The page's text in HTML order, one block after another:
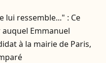
lui ressemble..." : Ce
Emmanuel
à la mairie de Paris,